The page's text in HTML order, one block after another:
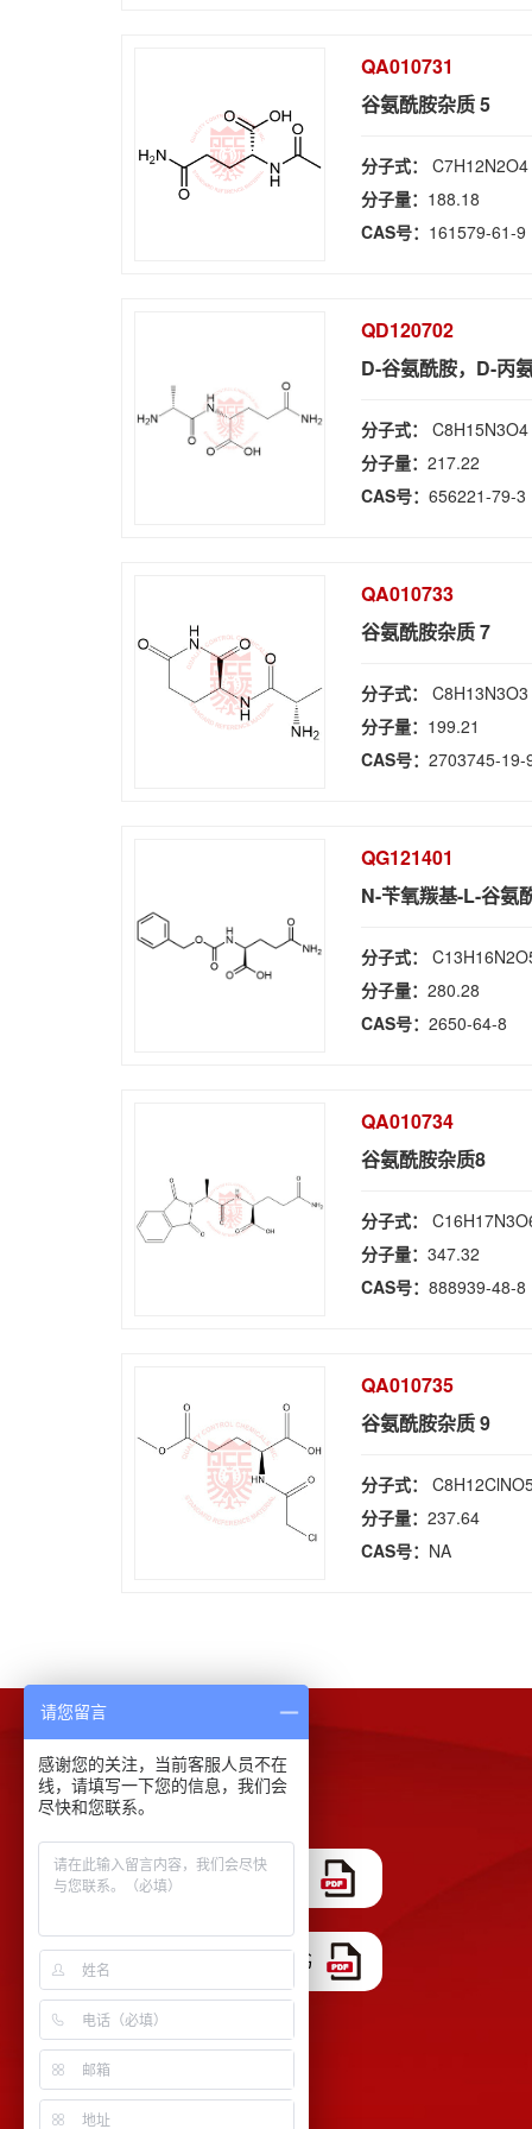
QA010731
谷氨酰胺杂质 5
分子式：C7H12N2O4
分子量： 188.18
CAS号： 161579-61-9
QD120702
D-谷氨酰胺，D-丙
分子式：C8H15N3O4
分子量：217.22
CAS号：656221-79-3
QA010733
谷氨酰胺杂质 7
分子式：C8H13N3O3
分子量： 199.21
CAS号：2703745-19-
QG121401
N-苄氧羰基-L-谷氨
分子式：
分子量：280.28
CAS号：2650-64-8
QA010734
谷氨酰胺杂质8
分子式：
分子量：347.32
CAS号：888939-48-8
QA010735
谷氨酰胺杂质 9
分子式：
分子量：237.64
CAS号： NA
下载中心
COA证书模板
ISO 17025 认证证书
请您留言
感谢您的关注，当前客服人员不在
线，请填写一下您的信息，我们会
尽快和您联系。